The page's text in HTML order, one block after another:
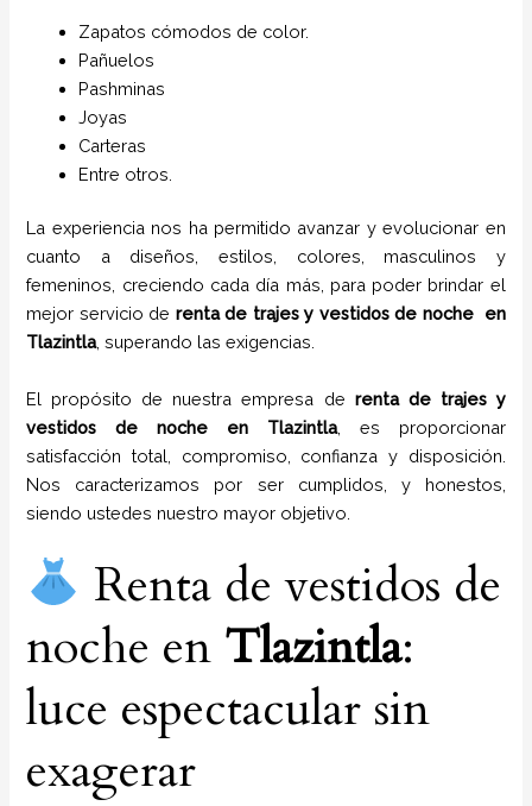
Zapatos cómodos de color.
Pañuelos
Pashminas
Joyas
Carteras
Entre otros.
La experiencia nos ha permitido avanzar y evolucionar en
cuanto a diseños, estilos, colores, masculinos y
femeninos, creciendo cada día más, para poder brindar el
mejor servicio de renta de trajes y vestidos de noche en
Tlazintla, superando las exigencias.
El propósito de nuestra empresa de renta de trajes y
vestidos de noche
en Tlazintla, es proporcionar
satisfacción total, compromiso, confianza y disposición.
Nos caracterizamos por ser cumplidos, y honestos,
siendo ustedes nuestro mayor objetivo.
Renta de vestidos de
noche en Tlazintla:
luce espectacular sin
exagerar